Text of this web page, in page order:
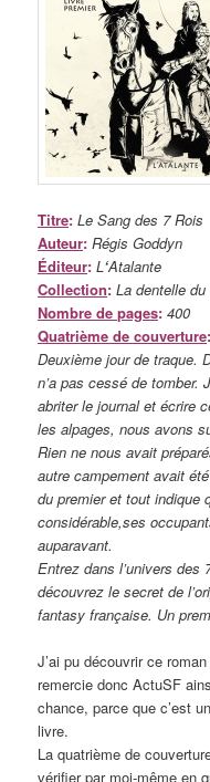
Titre: Le Sang des 7 Rois
Auteur:Régis Goddyn
Éditeur: L‘Atalante
Collection:La dentelle
Nombre de pages: 400
Quatrième de couverture
Deuxième jour de traque.
n’a pas cessé de tomber.
abriter le journal et écrire
les alpages, nous avons
Rien ne nous avait
autre campement avait
du premier et tout indique
considérable,ses
auparavant.
Entrez dans l’univers des
découvrez le secret de
fantasy française. Un
J’ai pu découvrir ce
remercie donc ActuSF
chance, parce que c’est
livre.
La quatrième de
vérifier par moi-même en